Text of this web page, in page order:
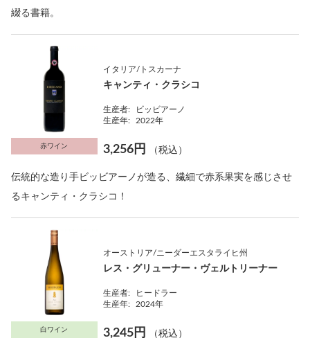
綴る書籍。
赤ワイン
イタリア/トスカーナ
キャンティ・クラシコ
生産者:
ビッビアーノ
生産年:
2022年
3,256円 （税込）
伝統的な造り手ビッビアーノが造る、繊細で赤系果実を感じさせ
るキャンティ・クラシコ！
白ワイン
オーストリア/ニーダーエスタライヒ州
レス・グリューナー・ヴェルトリーナー
生産者:
ヒードラー
生産年:
2024年
3,245円 （税込）